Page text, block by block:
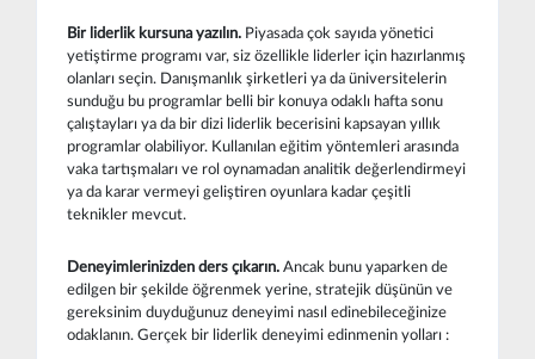
Bir liderlik kursuna yazılın. Piyasada çok sayıda yönetici
yetiştirme programı var, siz özellikle liderler için hazırlanmış
olanları seçin. Danışmanlık şirketleri ya da üniversitelerin
sunduğu bu programlar belli bir konuya odaklı hafta sonu
çalıştayları ya da bir dizi liderlik becerisini kapsayan yıllık
programlar olabiliyor. Kullanılan eğitim yöntemleri arasında
vaka tartışmaları ve rol oynamadan analitik değerlendirmeyi
ya da karar vermeyi geliştiren oyunlara kadar çeşitli
teknikler mevcut.
Deneyimlerinizden ders çıkarın. Ancak bunu yaparken de
edilgen bir şekilde öğrenmek yerine, stratejik düşünün ve
gereksinim duyduğunuz deneyimi nasıl edinebileceğinize
odaklanın. Gerçek bir liderlik deneyimi edinmenin yolları :